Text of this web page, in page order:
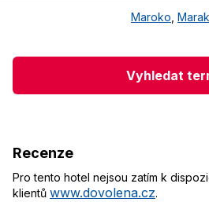
Maroko
Vyhledat
Recenze
Pro tento hotel nejsou zatím k
klientů www.dovolena.cz.